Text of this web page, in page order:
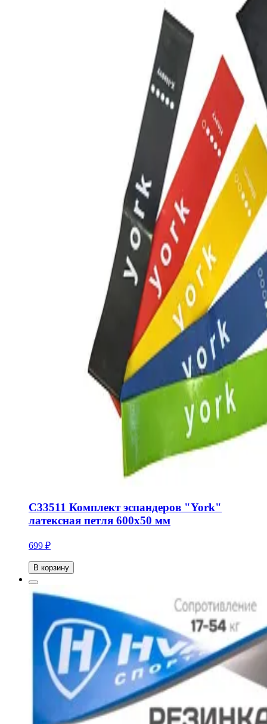
C33511 Комплект эспандеров "York"
латексная петля 600х50 мм
699 ₽
В корзину